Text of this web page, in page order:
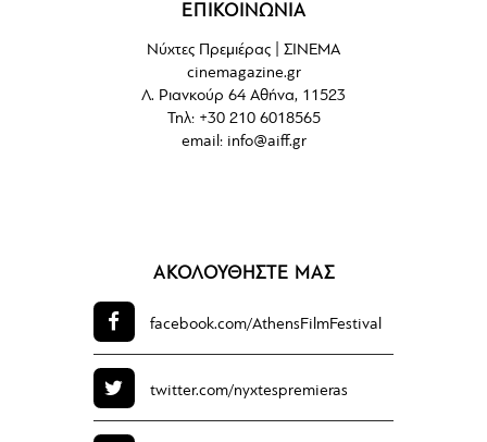
ΕΠΙΚΟΙΝΩΝΙΑ
Νύχτες Πρεμιέρας | ΣΙΝΕΜΑ
cinemagazine.gr
Λ. Ριανκούρ 64 Αθήνα, 11523
Τηλ: +30 210 6018565
email: info@aiff.gr
ΑΚΟΛΟΥΘΗΣΤΕ ΜΑΣ
facebook.com/AthensFilmFestival
twitter.com/nyxtespremieras